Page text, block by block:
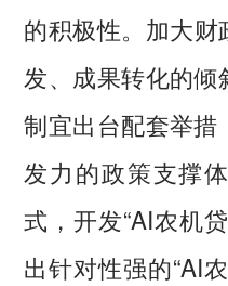
的积极性。加大
发、成果转化的
制宜出台配套举措
发力的政策支撑
式，开发“AI农机
出针对性强的“AI